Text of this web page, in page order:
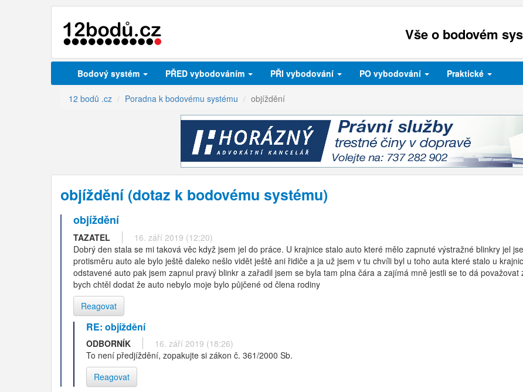
Vše o bodovém
Bodový systém PŘED vybodováním PŘI vybodování PO vybodování Praktické
12 bodů .cz Poradna k bodovému systému objíždění
objíždění (dotaz k bodovému systému)
objíždění
TAZATEL
16. září 2019 (12:20)
Dobrý den stala se mi taková věc když jsem jel do práce. U krajnice stalo auto které mělo zapnuté výstražné blinkry jel
protisměru auto ale bylo ještě daleko nešlo vidět ještě ani řidiče a ja už jsem v tu chvíli byl u toho auta které stalo u
odstavené auto pak jsem zapnul pravý blinkr a zařadil jsem se byla tam plna čára a zajímá mně jestli se to dá
bych chtěl dodat že auto nebylo moje bylo půjčené od člena rodiny
Reagovat
RE: objíždění
ODBORNÍK
16. září 2019 (18:26)
To není předjíždění, zopakujte si zákon č. 361/2000 Sb.
Reagovat